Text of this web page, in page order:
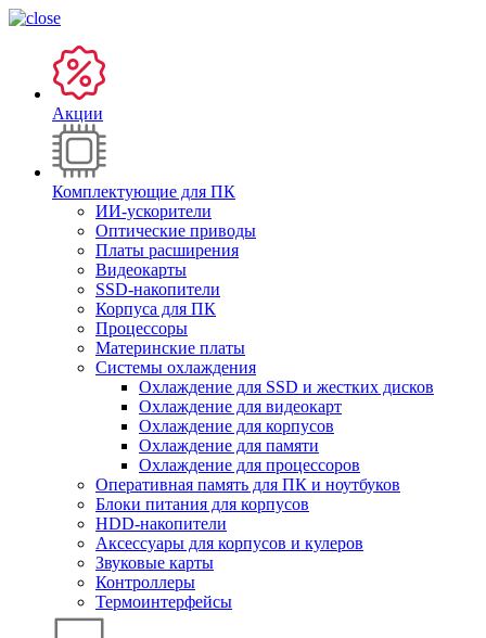
Акции
Комплектующие для ПК
ИИ-ускорители
Оптические приводы
Платы расширения
Видеокарты
SSD-накопители
Корпуса для ПК
Процессоры
Материнские платы
Системы охлаждения
Охлаждение для SSD и жестких дисков
Охлаждение для видеокарт
Охлаждение для корпусов
Охлаждение для памяти
Охлаждение для процессоров
Оперативная память для ПК и ноутбуков
Блоки питания для корпусов
HDD-накопители
Аксессуары для корпусов и кулеров
Звуковые карты
Контроллеры
Термоинтерфейсы